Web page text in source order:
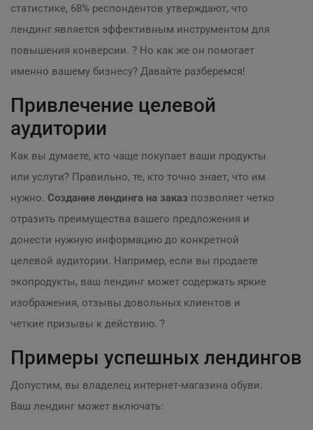
статистике, 68% респондентов утверждают, что
лендинг является эффективным инструментом для
повышения конверсии. ? Но как же он помогает
именно вашему бизнесу? Давайте разберемся!
Привлечение целевой
аудитории
Как вы думаете, кто чаще покупает ваши продукты
или услуги? Правильно, те, кто точно знает, что им
нужно. Создание лендинга на заказ позволяет четко
отразить преимущества вашего предложения и
донести нужную информацию до конкретной
целевой аудитории. Например, если вы продаете
экопродукты, ваш лендинг может содержать яркие
изображения, отзывы довольных клиентов и
четкие призывы к действию. ?
Примеры успешных лендингов
Допустим, вы владелец интернет-магазина обуви.
Ваш лендинг может включать: